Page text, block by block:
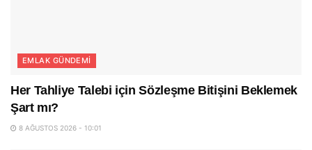
EMLAK GÜNDEMI
Her Tahliye Talebi için Sözleşme Bitişini Beklemek
Şart mı?
8 AĞUSTOS 2026 - 10:01